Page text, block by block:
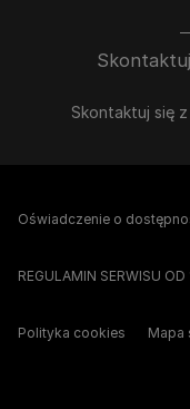
Skontaktuj się
Oświadczenie o
REGULAMIN SERWISU
Polityka cookies Mapa